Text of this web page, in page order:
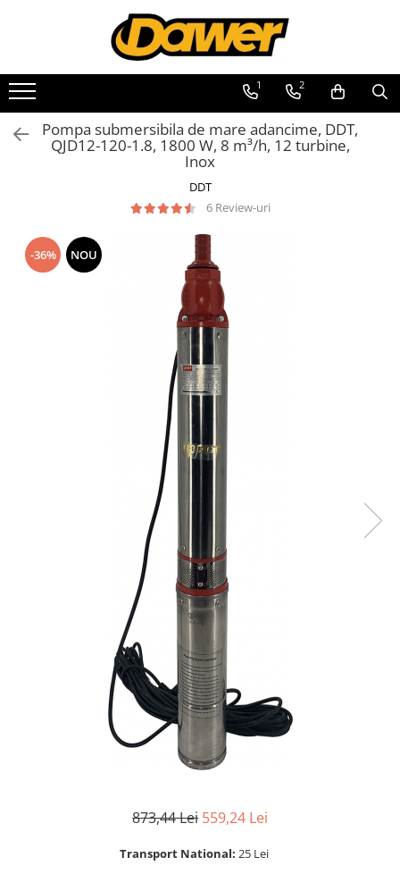
Toate Produsele
Pompe apă și Hidrofoare
Pompe submersibile
Pompe recirculare
Motopompe
Accesorii masini de gaurit
Masini de gaurit si insurubat
Circulare si fierastraie electrice
Masini de slefuit si polisat
Accesorii polizare si slefuire
Ciocane Rotopercutoare
Motoburghie si Burghie
Mixere- Amestecatoare
Acumulatori si incarcatoare
1 2
Pompa submersibila de mare adancime, DDT,
QJD12-120-1.8, 1800 W, 8 m³/h, 12 turbine,
Inox
DDT
6 Review-uri
-36% NOU
873,44 Lei 559,24 Lei
Transport National: 25 Lei